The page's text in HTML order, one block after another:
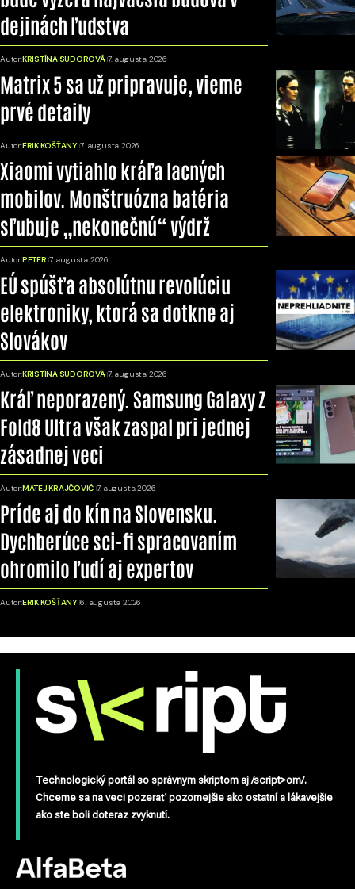
dejinách ľudstva
Autor:KRISTÍNA SUDOROVÁ 7. augusta 2026
Matrix 5 sa už pripravuje, vieme
prvé detaily
Autor:ERIK KOŠŤANY 7. augusta 2026
Xiaomi vytiahlo kráľa lacných
mobilov. Monštruózna batéria
sľubuje „nekonečnú“ výdrž
Autor:PETER 7. augusta 2026
EÚ spúšťa absolútnu revolúciu
elektroniky, ktorá sa dotkne aj
Slovákov
Autor:KRISTÍNA SUDOROVÁ 7. augusta 2026
Kráľ neporazený. Samsung Galaxy Z
Fold8 Ultra však zaspal pri jednej
zásadnej veci
Autor:MATEJ KRAJČOVIČ 7. augusta 2026
Príde aj do kín na Slovensku.
Dychberúce sci-fi spracovaním
ohromilo ľudí aj expertov
Autor:ERIK KOŠŤANY 6. augusta 2026
Technologický portál so správnym skriptom aj /script>om/.
Chceme sa na veci pozerať pozornejšie ako ostatní a lákavejšie
ako ste boli doteraz zvyknutí.